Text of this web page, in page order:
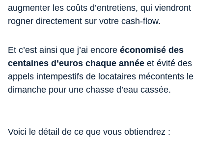
augmenter les coûts d’entretiens, qui viendront
rogner directement sur votre cash-flow.
Et c’est ainsi que j’ai encore économisé des
centaines d’euros chaque année et évité des
appels intempestifs de locataires mécontents le
dimanche pour une chasse d’eau cassée.
Voici le détail de ce que vous obtiendrez :